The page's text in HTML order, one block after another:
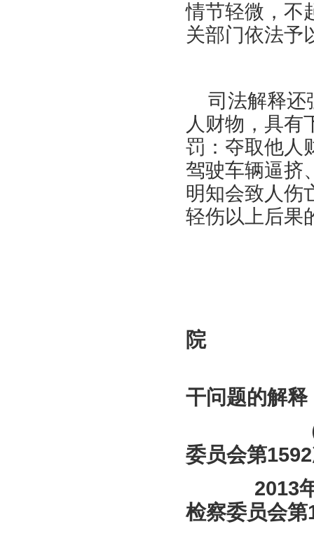
情节轻微，不
关部门依法予
司法解释还
人财物，具有
罚：夺取他人
驾驶车辆逼挤
明知会致人伤
轻伤以上后果
院
干问题的解释
（2013
委员会第
2013年10
检察委员会